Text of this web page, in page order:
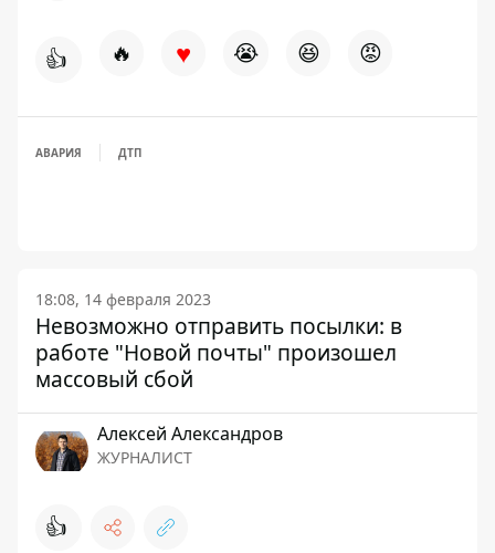
👍 🔥 ♥ 😭 😆 😡
АВАРИЯ ДТП
18:08, 14 февраля 2023
Невозможно отправить посылки: в
работе "Новой почты" произошел
массовый сбой
Алексей Александров
ЖУРНАЛИСТ
👍